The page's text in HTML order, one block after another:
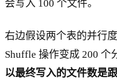
会写入 100 个文件。
右边假设两个表的并行
Shuffle 操作变成 200 个
以最终写入的文件数是